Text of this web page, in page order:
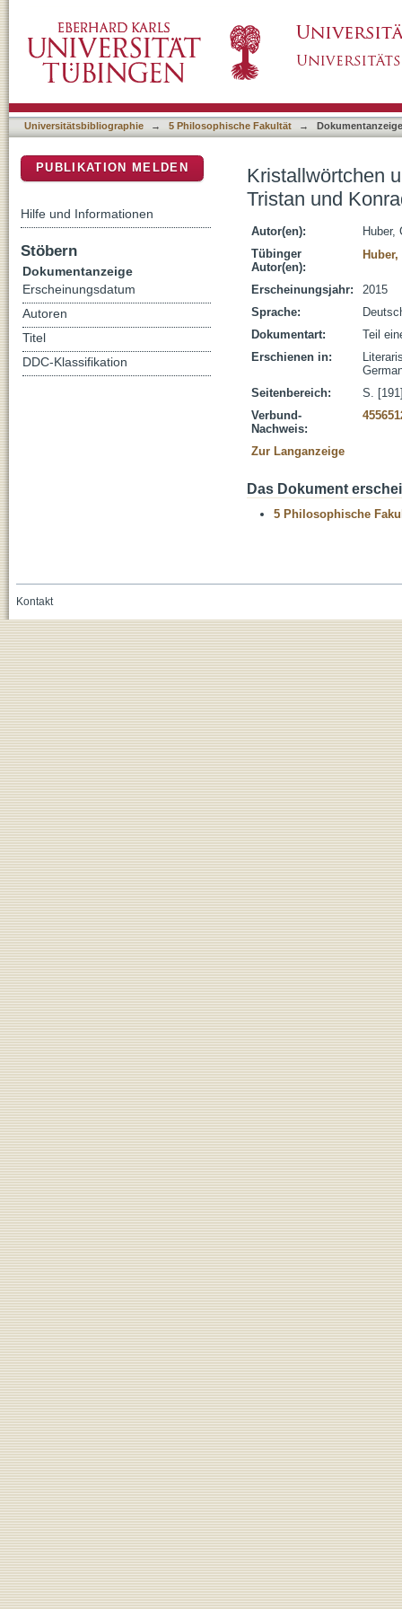
Goldener Schmiede
Universitätsbibliographie → 5 Philosophische Fakultät → Dokumentanzeige
Kristallwörtchen
Tristan und
Autor(en):
Huber,
Tübinger
Autor(en):
Erscheinungsjahr:
2015
Sprache:
Dokumentart:
Teil
Erschienen in:
Seitenbereich:
S.
Verbund-
Nachweis:
Zur Langanzeige
Das Dokument
5 Philosophische
PUBLIKATION MELDEN
Hilfe und Informationen
Stöbern
Dokumentanzeige
Erscheinungsdatum
Autoren
Titel
DDC-Klassifikation
Kontakt